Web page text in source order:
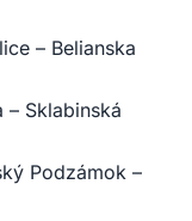
– Belianska
– Sklabinská
Podzámok –